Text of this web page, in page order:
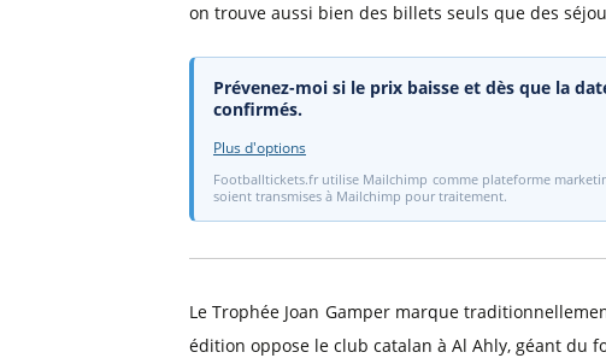
on trouve aussi bien des billets seuls que des
Prévenez-moi si le prix baisse et dès que la
confirmés.
Plus d'options
Footballtickets.fr utilise Mailchimp comme plateforme
soient transmises à Mailchimp pour traitement.
Le Trophée Joan Gamper marque
édition oppose le club catalan à Al Ahly, géant du